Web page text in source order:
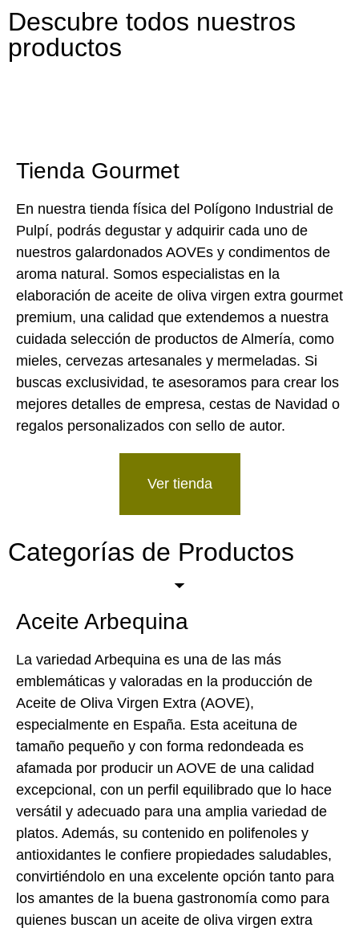
Descubre todos nuestros
productos
Tienda Gourmet
En nuestra tienda física del Polígono Industrial de
Pulpí, podrás degustar y adquirir cada uno de
nuestros galardonados AOVEs y condimentos de
aroma natural. Somos especialistas en la
elaboración de aceite de oliva virgen extra gourmet
premium, una calidad que extendemos a nuestra
cuidada selección de productos de Almería, como
mieles, cervezas artesanales y mermeladas. Si
buscas exclusividad, te asesoramos para crear los
mejores detalles de empresa, cestas de Navidad o
regalos personalizados con sello de autor.
Ver tienda
Categorías de Productos
Aceite Arbequina
La variedad Arbequina es una de las más
emblemáticas y valoradas en la producción de
Aceite de Oliva Virgen Extra (AOVE),
especialmente en España. Esta aceituna de
tamaño pequeño y con forma redondeada es
afamada por producir un AOVE de una calidad
excepcional, con un perfil equilibrado que lo hace
versátil y adecuado para una amplia variedad de
platos. Además, su contenido en polifenoles y
antioxidantes le confiere propiedades saludables,
convirtiéndolo en una excelente opción tanto para
los amantes de la buena gastronomía como para
quienes buscan un aceite de oliva virgen extra